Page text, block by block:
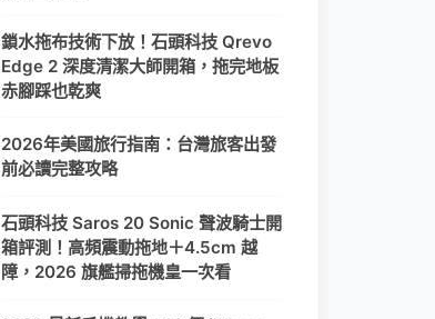
鎖水拖布技術下放！石頭科技 Qrevo
Edge 2 深度清潔大師開箱，拖完地板
赤腳踩也乾爽
2026年美國旅行指南：台灣旅客出發
前必讀完整攻略
石頭科技 Saros 20 Sonic 聲波騎士開
箱評測！高頻震動拖地＋4.5cm 越
障，2026 旗艦掃拖機皇一次看